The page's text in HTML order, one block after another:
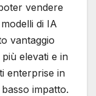
vendere
di IA
vantaggio
elevati e in
enterprise in
impatto.